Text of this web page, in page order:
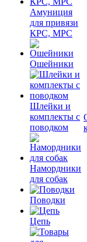
Амуниция
для привязи
КРС, МРС
Ошейники
Шлейки и
комплекты с
поводком
Намордники
для собак
Поводки
Цепь